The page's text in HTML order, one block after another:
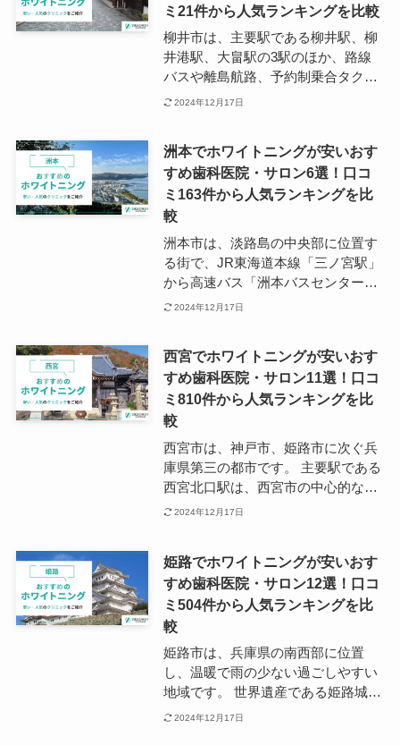
国道2号線沿いに点在しており、特
に徳山駅周辺に集中しています。
ミ21件から人気ランキングを比較
柳井市は、主要駅である柳井駅、柳
井港駅、大畠駅の3駅のほか、路線
バスや離島航路、予約制乗合タクシ
ーなど、公共交通機関が充実してい
文化に恵まれ、近年では移住を希望
する人も多く訪れている地域です。
ホワイトニングができる歯科医院
は、柳井駅を中心に各地に点在して
います。 市内の歯科医院の数はそれ
ほど多くありませんが、近隣の街も
合わせると多数の選択肢があるた
め、こだわりに合った歯科医院探し
ができるでしょう。
2024年12月17日
洲本でホワイトニングが安いおす
すめ歯科医院・サロン6選！口コ
ミ163件から人気ランキングを比
較
洲本市は、淡路島の中央部に位置す
る街で、JR東海道本線「三ノ宮駅」
から高速バス「洲本バスセンター行
き」で約1時間20分です。 都市と田
からも注目されています。 都市部か
ら離れていることで不便なイメージ
を持たれがちですが、実際は生活に
便利な都市機能がしっかりと備わっ
ているところが、洲本市の特徴でも
あります。 数は多くありませんが医
療機関もしっかり整っており、歯科
医院の多くがホワイトニングなど美
容診療にも対応しています。
2024年12月17日
西宮でホワイトニングが安いおす
すめ歯科医院・サロン11選！口コ
ミ810件から人気ランキングを比
較
西宮市は、神戸市、姫路市に次ぐ兵
庫県第三の都市です。 主要駅である
西宮北口駅は、西宮市の中心的な役
割を担うターミナル駅で、市内で最
や神戸三宮駅へもアクセスしやすい
点が特徴です。 駅周辺には大型ショ
ッピングモールや学習塾などがあ
り、昼夜賑わいを見せています。 な
お、西宮北口駅の徒歩圏内には数多
くの歯科医院があり、夜間診療や休
日診療も行われています。
2024年12月17日
姫路でホワイトニングが安いおす
すめ歯科医院・サロン12選！口コ
ミ504件から人気ランキングを比
較
姫路市は、兵庫県の南西部に位置
し、温暖で雨の少ない過ごしやすい
地域です。 世界遺産である姫路城を
はじめ、日本の歴史的な名所が多い
2024年12月17日